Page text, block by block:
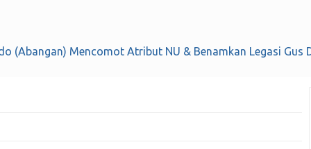
(Abangan) Mencomot Atribut NU & Benamkan Legasi Gus